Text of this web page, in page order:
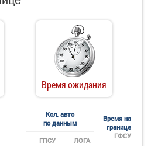
Время ожидания
Кол. авто
по данным
Время на
границе
ГФСУ
ГПСУ ЛОГА